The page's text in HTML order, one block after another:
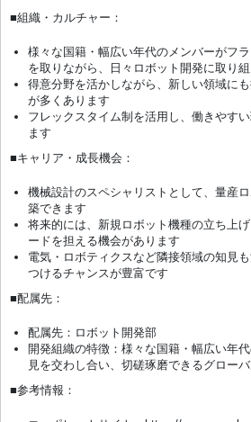
■組織・カルチャー：
様々な国籍・幅広い年代のメンバーがフ
を取りながら、日々ロボット開発に取り
得意分野を活かしながら、新しい領域に
が多くあります
フレックスタイム制を活用し、働きやす
ます
■キャリア・成長機会：
機械設計のスペシャリストとして、量産
築できます
将来的には、新規ロボット機種の立ち上
ードを担える機会があります
電気・ロボティクスなど隣接領域の知見
つけるチャンスが豊富です
■配属先：
配属先：ロボット開発部
開発組織の特徴：様々な国籍・幅広い年
見を交わし合い、切磋琢磨できるグロー
■参考情報：